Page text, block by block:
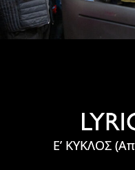
Ε’ ΚΥΚΛΟΣ